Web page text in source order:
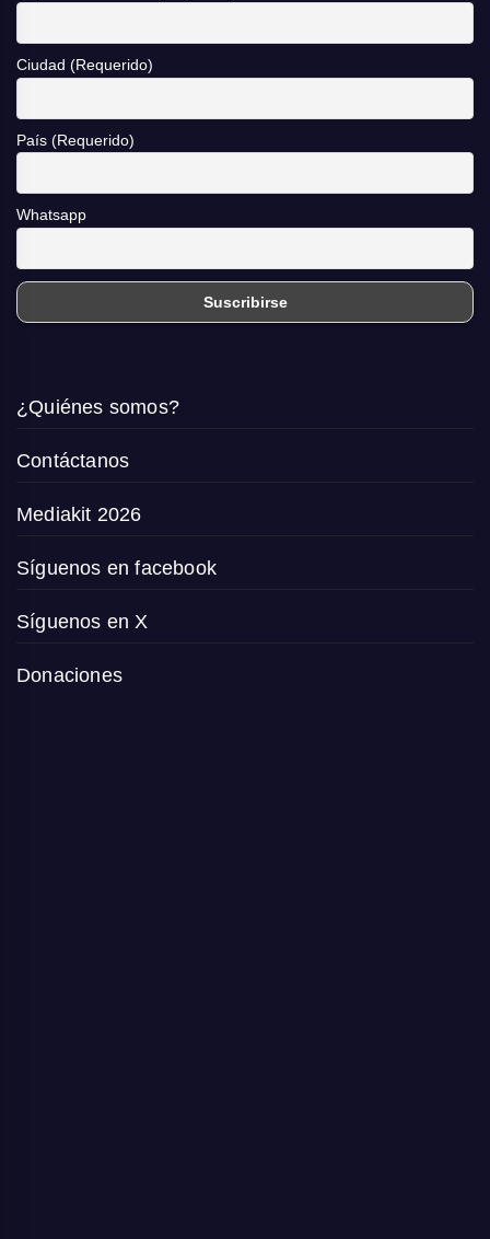
Ciudad (Requerido)
País (Requerido)
Whatsapp
¿Quiénes somos?
Contáctanos
Mediakit 2026
Síguenos en facebook
Síguenos en X
Donaciones